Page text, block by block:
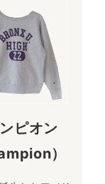
ピオン
）